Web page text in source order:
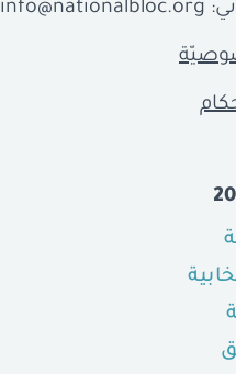
info@nationalbloc.org